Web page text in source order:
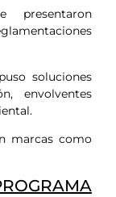
presentaron
soluciones
envolventes
marcas como